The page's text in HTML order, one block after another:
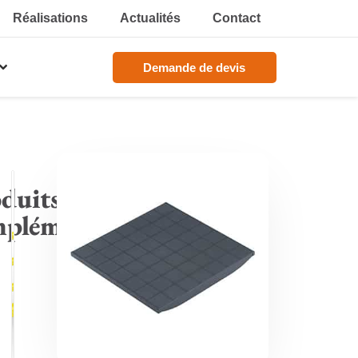
Réalisations Actualités Contact
Demande de devis